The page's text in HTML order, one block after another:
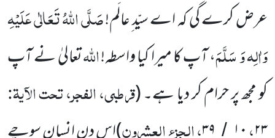
عرض کرے گی کہ اے سیّد ِعالَم!صَلَّی اللّٰہُ تَعَالٰی عَلَیْہِ
وَاٰلِہ وَ سَلَّمَ، آپ کا میرا کیا واسطہ!اللّٰہتعالیٰ نے آپ
کو مجھ پر حرام کر دیا ہے۔(قرطبی، الفجر، تحت الآیۃ:
، / ، الجزء العشرون